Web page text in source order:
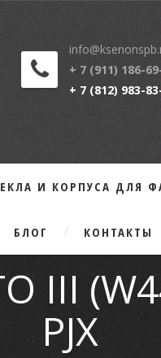
+ 7 (911) 186-
+ 7 (812) 983-
И КОРПУСА ДЛЯ
БЛОГ КОНТАКТЫ
III
PJX